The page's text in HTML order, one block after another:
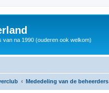
na 1990 (ouderen ook welkom)
Mededeling van de beheerders